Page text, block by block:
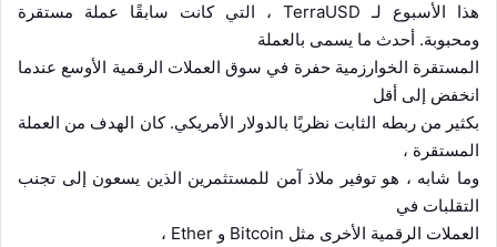
هذا الأسبوع لـ TerraUSD ، التي كانت سابقًا عملة مستقرة
ومحبوبة. أحدث ما يسمى بالعملة
المستقرة الخوارزمية حفرة في سوق العملات الرقمية الأوسع عندما
انخفض إلى أقل
بكثير من ربطه الثابت نظريًا بالدولار الأمريكي. كان الهدف من العملة
المستقرة ،
وما شابه ، هو توفير ملاذ آمن للمستثمرين الذين يسعون إلى تجنب
التقلبات في
العملات الرقمية الأخرى مثل Bitcoin و Ether ،